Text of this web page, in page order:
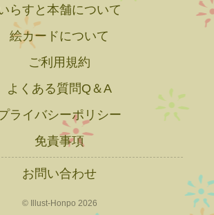
らすと本舗について
絵カードについて
ご利用規約
よくある質問Q＆A
ライバシーポリシー
免責事項
お問い合わせ
© Illust-Honpo 2026